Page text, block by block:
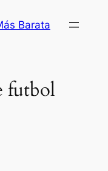
Barata
futbol